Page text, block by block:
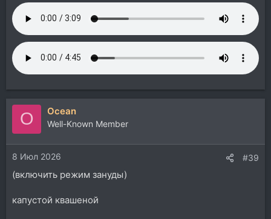
O Ocean
Well-Known Member
8 Июл 2026 #39
(включить режим зануды)
капустой квашеной